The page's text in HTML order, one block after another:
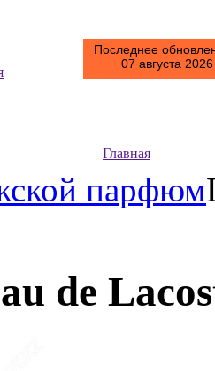
Последнее
07 августа
Главная
парфюм
de